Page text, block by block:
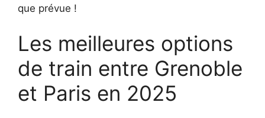
que prévue !
Les meilleures options
de train entre Grenoble
et Paris en 2025